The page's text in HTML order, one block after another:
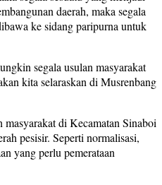
daerah, maka segala
ke sidang paripurna untuk
segala usulan masyarakat
kita selaraskan di Musrenbang
masyarakat di Kecamatan Sinaboi
pesisir. Seperti normalisasi,
yang perlu pemerataan